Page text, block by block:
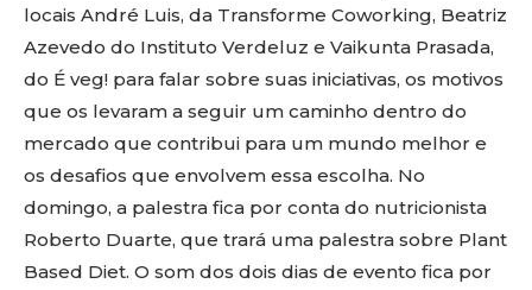
locais André Luis, da Transforme Coworking, Beatriz
Azevedo do Instituto Verdeluz e Vaikunta Prasada,
do É veg! para falar sobre suas iniciativas, os motivos
que os levaram a seguir um caminho dentro do
mercado que contribui para um mundo melhor e
os desafios que envolvem essa escolha. No
domingo, a palestra fica por conta do nutricionista
Roberto Duarte, que trará uma palestra sobre Plant
Based Diet. O som dos dois dias de evento fica por